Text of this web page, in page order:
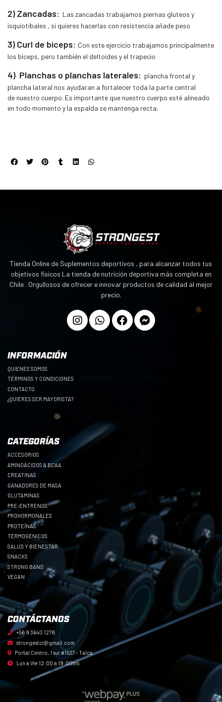
2) Zancadas: Las zancadas trabajamos piernas gluteos y
isquiotibales , si quieres hacerlas con resistencia añade peso
3) Curl de biceps: Con este ejercicio trabajamos principalmente
los bíceps, pero también el deltoides y el trapecio
4) Planchas o planchas laterales: plancha frontal y
plancha lateral nos ayudaran a fortalecer toda la parte central
de nuestro cuerpo. Es importante que nuestro cuerpo esté alineado
en todo momento y la espalda se mantenga recta.
Tienda Online de Suplementos deportivos , para alcanzar todos tus
objetivos físicos La tienda de nutrición deportiva más completa en
Chile . Orgullosos de ofrecer e innovar productos de calidad al mejor
precio.
INFORMACIÓN
QUIENES SOMOS
TÉRMINOS Y CONDICIONES
CONTACTO
¿QUIERES SER MAYORISTA?
CATEGORÍAS
ACCESORIOS
AMINOÁCIDOS & BCAA
CREATINAS
GANADORES DE MASA
GLUTAMINAS
PRE-ENTRENOS
PROHORMONALES
PROTEÍNAS
TERMOGENICOS
SALUD Y BIENESTAR
SNACKS
STRONG BAND
VEGAN
CONTÁCTANOS
+56 9 3640 1278
strongestcl@gmail.com
Portal Centro, 1 sur #1537 - Talca
Lun a Vie 12:00 a 19:00hrs